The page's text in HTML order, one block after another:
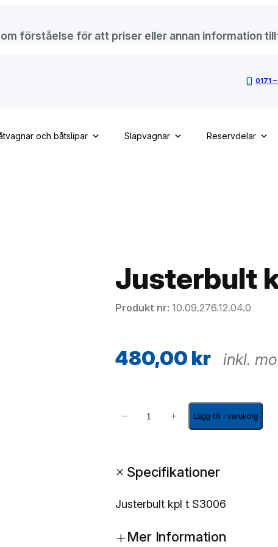
förståelse för att priser eller annan information
0171
och båtslipar Släpvagnar Reservdelar
Justerbult
Produkt nr 10.09.276.12.04.0
480,00 kr inkl.
e
b
− + Lägg till i varukorg
+Specifikationer
Justerbult kpl t S3006
+Mer Information